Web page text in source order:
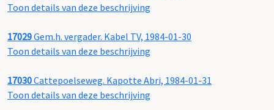
Toon details van deze beschrijving
17029Gem.h. vergader. Kabel TV, 1984-01-30
Toon details van deze beschrijving
17030Cattepoelseweg. Kapotte Abri, 1984-01-31
Toon details van deze beschrijving